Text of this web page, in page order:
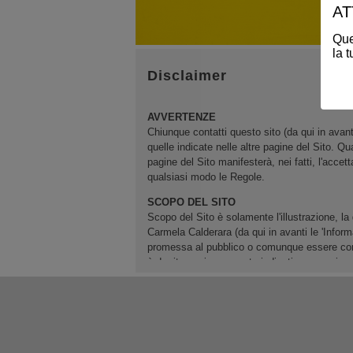
Disclaimer
AVVERTENZE
Chiunque contatti questo sito (da qui in
quelle indicate nelle altre pagine del Sito.
pagine del Sito manifesterà, nei fatti,
qualsiasi modo le Regole.
SCOPO DEL SITO
Scopo del Sito è solamente l'illustrazione,
Carmela Calderara (da qui in avanti le
promessa al pubblico o comunque essere
è da ritenersi puramente indicativa e non
UTILIZZO DI MARCHI, IMMAGINI,
Salvo diversa e specifica indicazione, ogni
'Oggetti') è coperto dai relativi diritti che ne
diritti sono tutti legittimamente detenuti da
la